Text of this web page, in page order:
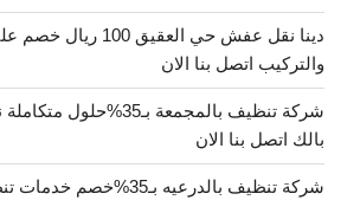
دينا نقل عفش حي
والتركيب اتصل بنا الان
شركة تنظيف بالمجمعة
بالك اتصل بنا الان
شركة تنظيف بالدرعيه